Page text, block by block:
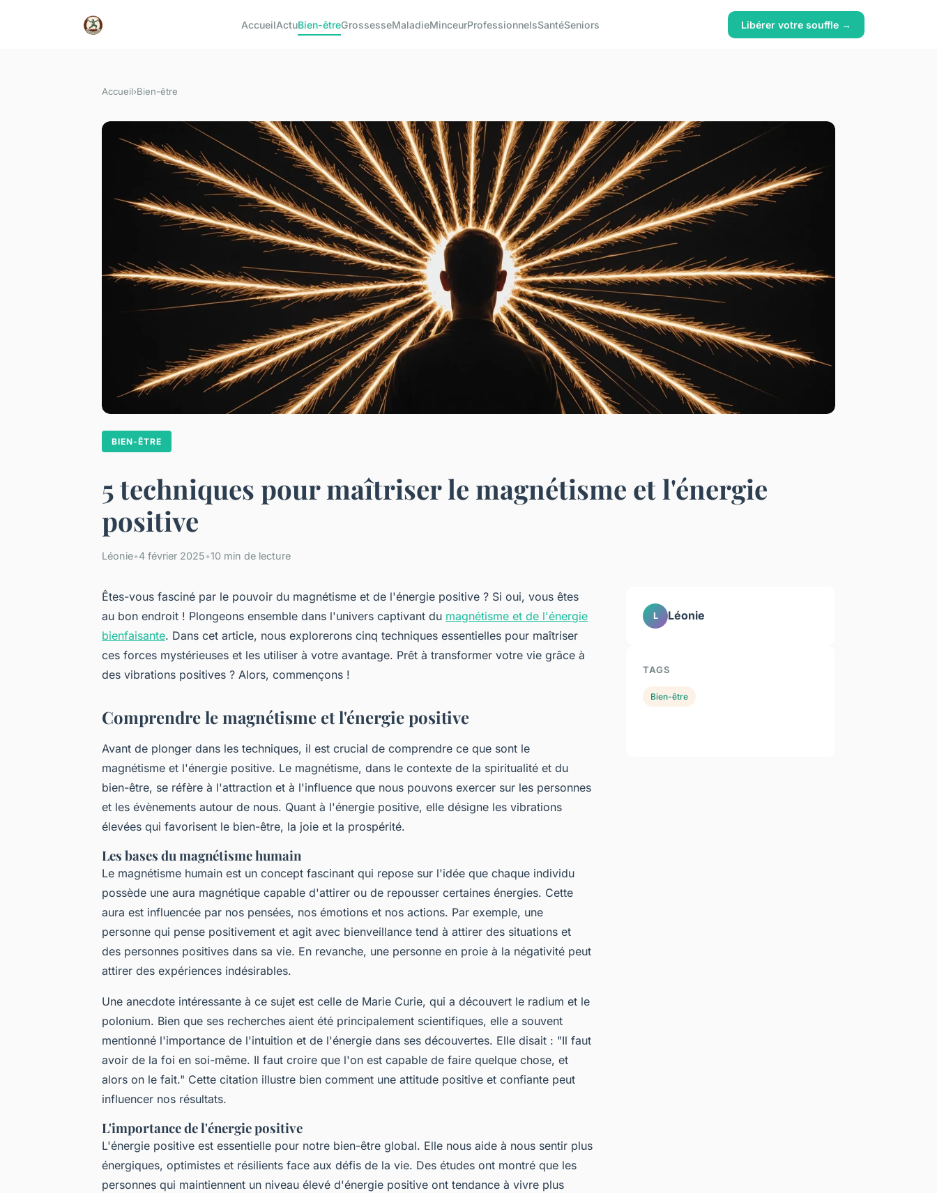
AccueilActuBien-êtreGrossesseMaladieMinceurProfessionnelsSantéSeniors Libérer votre souffle →
Accueil›Bien-être
BIEN-ÊTRE
5 techniques pour maîtriser le magnétisme et l'énergie
positive
Léonie•4 février 2025•10 min de lecture
Êtes-vous fasciné par le pouvoir du magnétisme et de l'énergie positive ? Si oui, vous êtes
au bon endroit ! Plongeons ensemble dans l'univers captivant du magnétisme et de l'énergie
bienfaisante. Dans cet article, nous explorerons cinq techniques essentielles pour maîtriser
ces forces mystérieuses et les utiliser à votre avantage. Prêt à transformer votre vie grâce à
des vibrations positives ? Alors, commençons !
Comprendre le magnétisme et l'énergie positive
Avant de plonger dans les techniques, il est crucial de comprendre ce que sont le
magnétisme et l'énergie positive. Le magnétisme, dans le contexte de la spiritualité et du
bien-être, se réfère à l'attraction et à l'influence que nous pouvons exercer sur les personnes
et les évènements autour de nous. Quant à l'énergie positive, elle désigne les vibrations
élevées qui favorisent le bien-être, la joie et la prospérité.
Les bases du magnétisme humain
Le magnétisme humain est un concept fascinant qui repose sur l'idée que chaque individu
possède une aura magnétique capable d'attirer ou de repousser certaines énergies. Cette
aura est influencée par nos pensées, nos émotions et nos actions. Par exemple, une
personne qui pense positivement et agit avec bienveillance tend à attirer des situations et
des personnes positives dans sa vie. En revanche, une personne en proie à la négativité peut
attirer des expériences indésirables.
Une anecdote intéressante à ce sujet est celle de Marie Curie, qui a découvert le radium et le
polonium. Bien que ses recherches aient été principalement scientifiques, elle a souvent
mentionné l'importance de l'intuition et de l'énergie dans ses découvertes. Elle disait : "Il faut
avoir de la foi en soi-même. Il faut croire que l'on est capable de faire quelque chose, et
alors on le fait." Cette citation illustre bien comment une attitude positive et confiante peut
influencer nos résultats.
L'importance de l'énergie positive
L'énergie positive est essentielle pour notre bien-être global. Elle nous aide à nous sentir plus
énergiques, optimistes et résilients face aux défis de la vie. Des études ont montré que les
personnes qui maintiennent un niveau élevé d'énergie positive ont tendance à vivre plus
L Léonie
TAGS
Bien-être